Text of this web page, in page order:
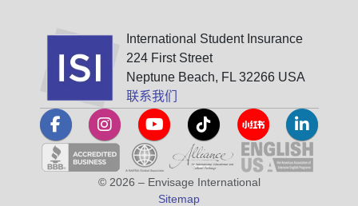
International Student Insurance
224 First Street
Neptune Beach, FL 32266 USA
联系我们
© 2026 – Envisage International
Sitemap